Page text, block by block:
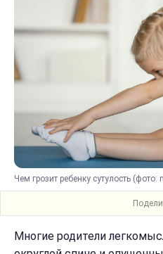
Чем грозит ребенку сутулость (фото:
Многие родители